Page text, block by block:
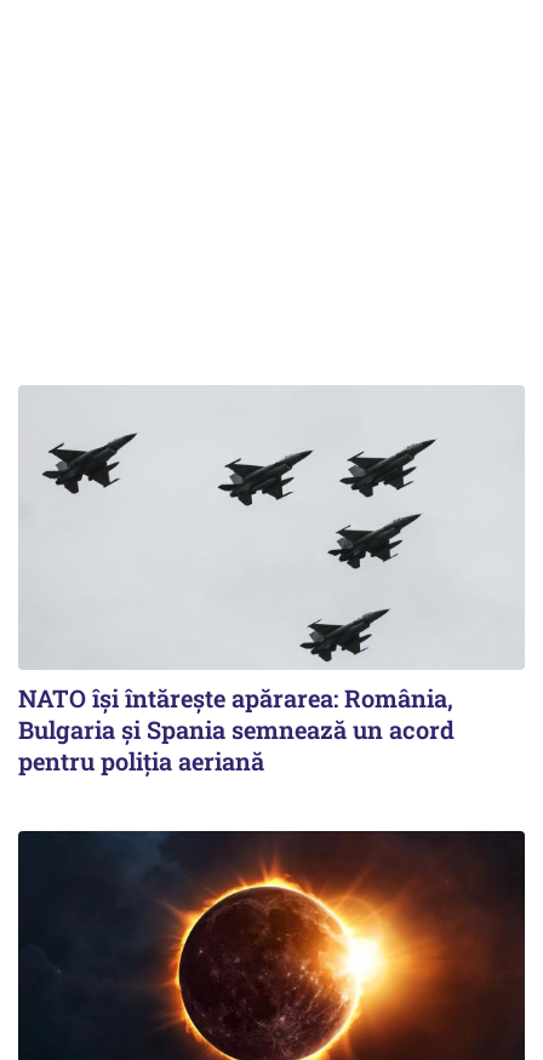
NATO își întărește apărarea: România,
Bulgaria și Spania semnează un acord
pentru poliția aeriană